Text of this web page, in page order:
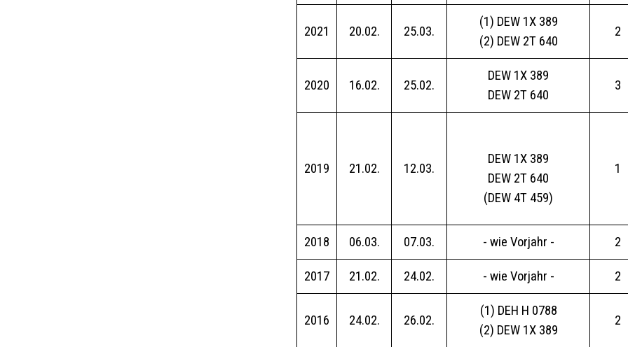
2021 20.02. 25.03.
(1) DEW 1X 389
(2) DEW 2T 640
2
2020 16.02. 25.02.
DEW 1X 389
DEW 2T 640
3
2019 21.02. 12.03.
DEW 1X 389
DEW 2T 640
(DEW 4T 459)
1
2018 06.03. 07.03. - wie Vorjahr - 2
2017 21.02. 24.02. - wie Vorjahr - 2
2016 24.02. 26.02.
(1) DEH H 0788
(2) DEW 1X 389
2